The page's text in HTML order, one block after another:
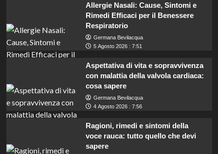
Allergie Nasali: Cause, Sintomi e
Rimedi Efficaci per il Benessere
Respiratorio
Germana Bevilacqua
5 Agosto 2026 : 7:51
Aspettativa di vita e sopravvivenza
con malattia della valvola cardiaca:
cosa sapere
Germana Bevilacqua
4 Agosto 2026 : 7:56
Ragioni, rimedi e sintomi della
voce rauca: tutto quello che devi
sapere